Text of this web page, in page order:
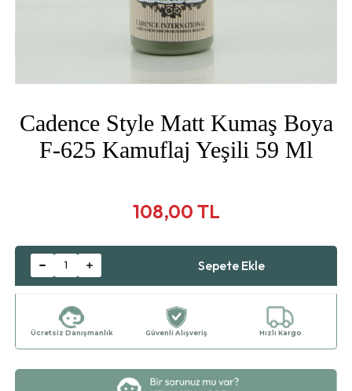
Cadence Style Matt Kumaş Boya
F-625 Kamuflaj Yeşili 59 Ml
108,00 TL
Ücretsiz Danışmanlık Güvenli Alışveriş Hızlı Kargo